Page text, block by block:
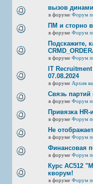
вызов
в форуме Форум
ПМ и сторно
в форуме Форум
Подскажите,
в форуме Форум
IT
07.08.2024
в форуме Архив
Связь партий
в форуме Форум
Привязка
в форуме Форум
Не
в форуме Форум
Финансовая
в форуме Форум
Курс AC512
кворум!
в форуме Форум